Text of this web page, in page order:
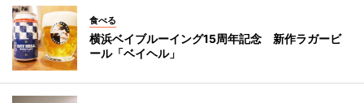
食べる
横浜ベイブルーイング15周年記念 新作ラガービ
ール「ベイヘル」